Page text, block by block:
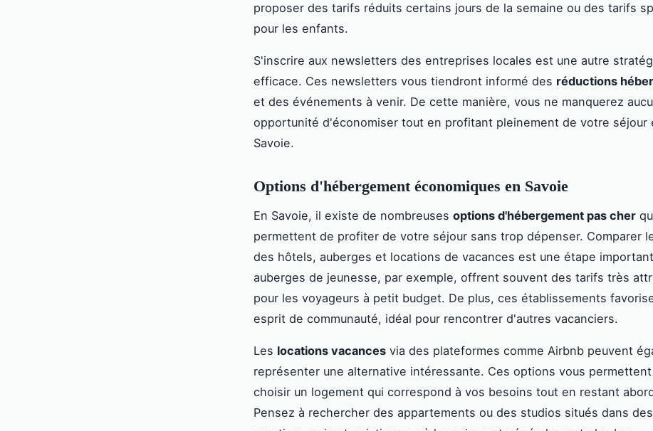
proposer des tarifs réduits certains jours de la semaine ou des tarifs
pour les enfants.
S'inscrire aux newsletters des entreprises locales est une autre
efficace. Ces newsletters vous tiendront informé des réductions
et des événements à venir. De cette manière, vous ne manquerez
opportunité d'économiser tout en profitant pleinement de votre séjour
Savoie.
Options d'hébergement économiques en Savoie
En Savoie, il existe de nombreuses options d'hébergement pas cher
permettent de profiter de votre séjour sans trop dépenser. Comparer
des hôtels, auberges et locations de vacances est une étape
auberges de jeunesse, par exemple, offrent souvent des tarifs très
pour les voyageurs à petit budget. De plus, ces établissements
esprit de communauté, idéal pour rencontrer d'autres vacanciers.
Les locations vacances via des plateformes comme Airbnb peuvent
représenter une alternative intéressante. Ces options vous
choisir un logement qui correspond à vos besoins tout en restant
Pensez à rechercher des appartements ou des studios situés dans des